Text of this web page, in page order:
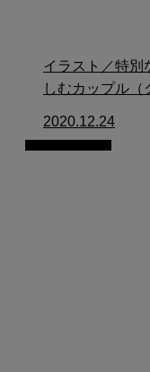
イラスト／特別
しむカップル（
2020.12.24